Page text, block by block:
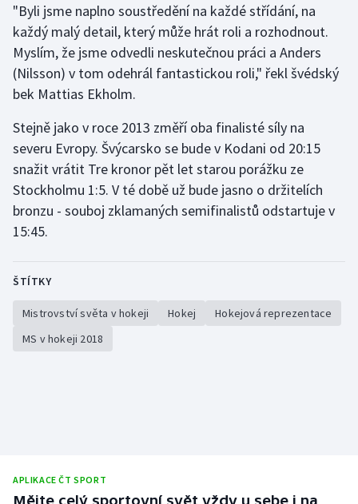
"Byli jsme naplno soustředění na každé střídání, na
každý malý detail, který může hrát roli a rozhodnout.
Myslím, že jsme odvedli neskutečnou práci a Anders
(Nilsson) v tom odehrál fantastickou roli," řekl švédský
bek Mattias Ekholm.
Stejně jako v roce 2013 změří oba finalisté síly na
severu Evropy. Švýcarsko se bude v Kodani od 20:15
snažit vrátit Tre kronor pět let starou porážku ze
Stockholmu 1:5. V té době už bude jasno o držitelích
bronzu - souboj zklamaných semifinalistů odstartuje v
15:45.
ŠTÍTKY
Mistrovství světa v hokeji Hokej
Hokejová reprezentace
MS v hokeji 2018
APLIKACE ČT SPORT
Mějte celý sportovní svět vždy u sebe i na